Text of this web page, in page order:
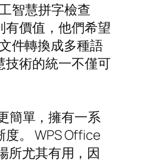
智慧拼字檢查
有價值，他們希望
件轉換成多種語
技術的統一不僅可
簡單，擁有一系
。 WPS Office
所尤其有用，因